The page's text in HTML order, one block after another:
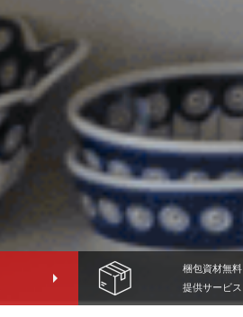
arrow_right
梱包資材無料
提供サービス